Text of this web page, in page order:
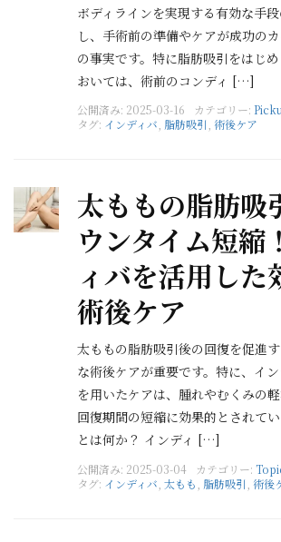
ボディラインを実現する有効な手
し、手術前の準備やケアが成功の
の事実です。特に脂肪吸引をはじ
おいては、術前のコンディ […]
公開済み: 2025-03-16 カテゴリー:
タグ: インディバ 脂肪吸引 術後ケア
太ももの脂肪吸
ウンタイム短縮
ィバを活用した
術後ケア
太ももの脂肪吸引後の回復を促進
な術後ケアが重要です。特に、イ
を用いたケアは、腫れやむくみの軽
回復期間の短縮に効果的とされて
とは何か？ インディ […]
公開済み: 2025-03-04 カテゴリー:
タグ: インディバ 太もも 脂肪吸引 術後